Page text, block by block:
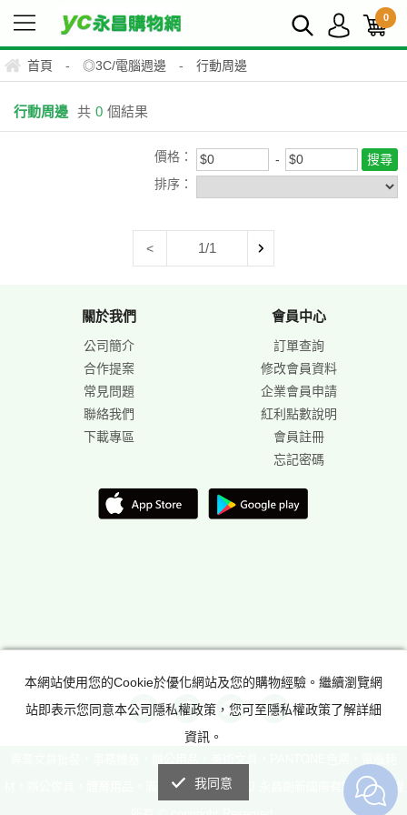
0
首頁 - ◎3C/電腦週邊 - 行動周邊
行動周邊 共 0 個結果
價格：
排序：
< 1/1
關於我們
公司簡介
合作提案
常見問題
聯絡我們
下載專區
會員中心
訂單查詢
修改會員資料
企業會員申請
紅利點數說明
會員註冊
忘記密碼
材，辦公傢具，體育用品，滿足所有辦公室需求! 永昌創新國際有限公司 版權
本網站使用您的Cookie於優化網站及您的購物經驗。繼續瀏覽網
站即表示您同意本公司隱私權政策，您可至隱私權政策了解詳細
資訊。
我同意